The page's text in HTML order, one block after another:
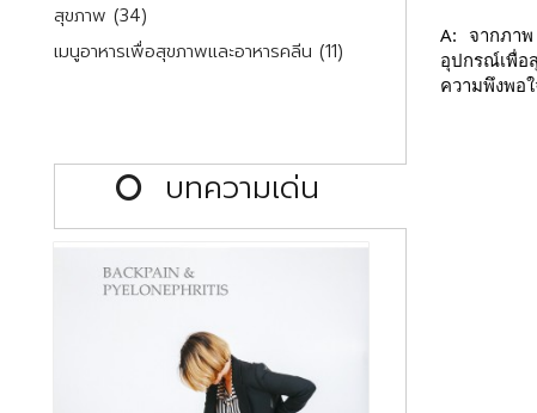
สุขภาพ (34)
เมนูอาหารเพื่อสุขภาพและอาหารคลีน (11)
บทความเด่น
A: จากภาพ
อุปกรณ์เพื่อ
ความพึงพอ